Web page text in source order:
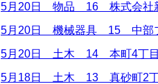
5月20日 物品 16 株式会社
5月20日 機械器具 15 中部プ
5月20日 土木 14 本町4丁目
5月18日 土木 13 真砂町2丁